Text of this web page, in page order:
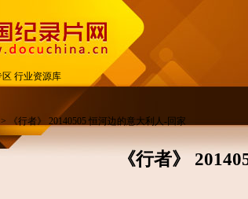
区 行业资源库
> 《行者》 20140505 恒河边的意大利人-回家
《行者》